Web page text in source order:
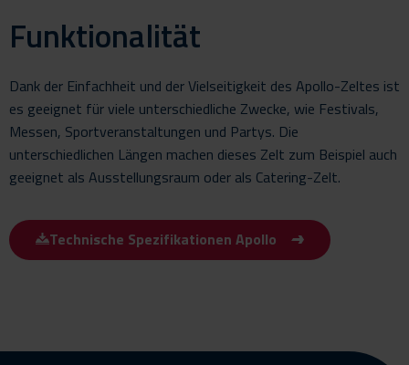
Funktionalität
Dank der Einfachheit und der Vielseitigkeit des Apollo-Zeltes ist
es geeignet für viele unterschiedliche Zwecke, wie Festivals,
Messen, Sportveranstaltungen und Partys. Die
unterschiedlichen Längen machen dieses Zelt zum Beispiel auch
geeignet als Ausstellungsraum oder als Catering-Zelt.
Technische Spezifikationen Apollo